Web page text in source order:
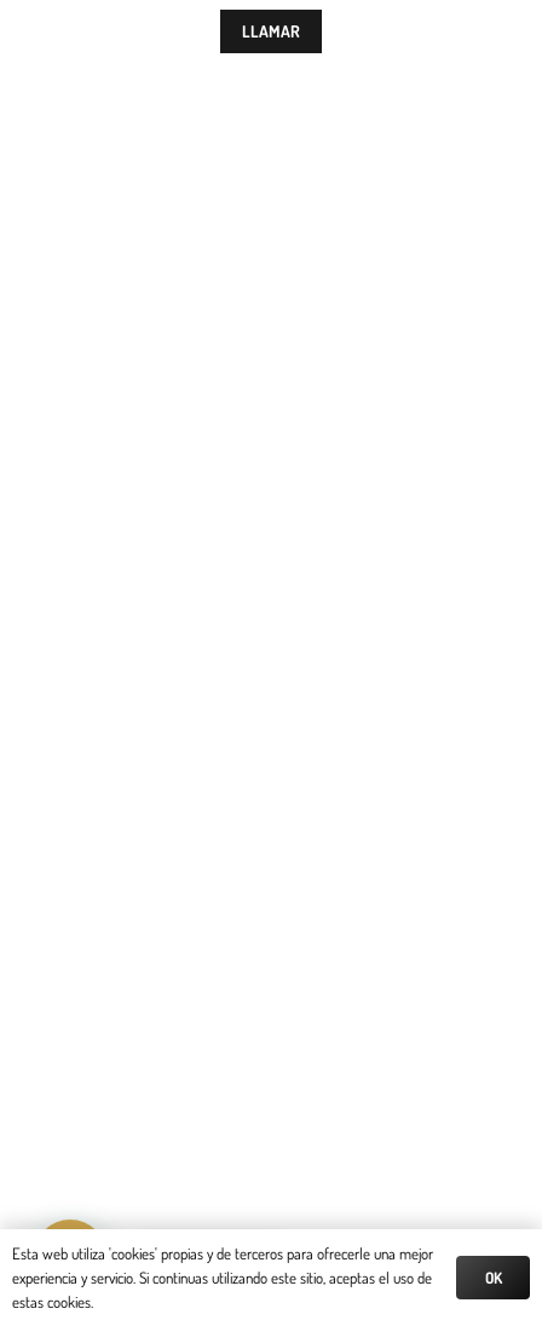
LLAMAR
Reserva tu cita
Esta web utiliza 'cookies' propias y de terceros para ofrecerle una mejor
experiencia y servicio. Si continuas utilizando este sitio, aceptas el uso de
estas cookies.
OK